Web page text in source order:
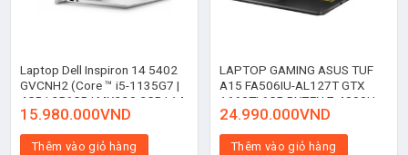
Laptop Dell Inspiron 14 5402
GVCNH2 (Core ™ i5-1135G7 |
4GB | 256GB | MX330 2GB | 14
inch FHD | Win 10 | Bạc)
15.980.000VND
Thêm vào giỏ hàng
LAPTOP GAMING ASUS TUF
A15 FA506IU-AL127T GTX
1660TI 6GB RYZEN 7-4800H
8GB 512GB 15.6″ FHD IPS
144HZ FORTRESS GRAY RGB
24.990.000VND
Thêm vào giỏ hàng